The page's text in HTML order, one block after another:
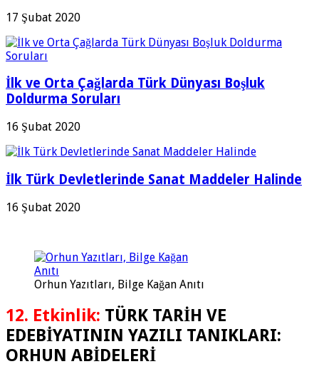
17 Şubat 2020
İlk ve Orta Çağlarda Türk Dünyası Boşluk
Doldurma Soruları
16 Şubat 2020
İlk Türk Devletlerinde Sanat Maddeler Halinde
16 Şubat 2020
Orhun Yazıtları, Bilge Kağan Anıtı
12. Etkinlik: TÜRK TARİH VE
EDEBİYATININ YAZILI TANIKLARI:
ORHUN ABİDELERİ